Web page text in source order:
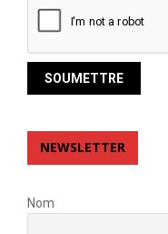
NEWSLETTER
Nom